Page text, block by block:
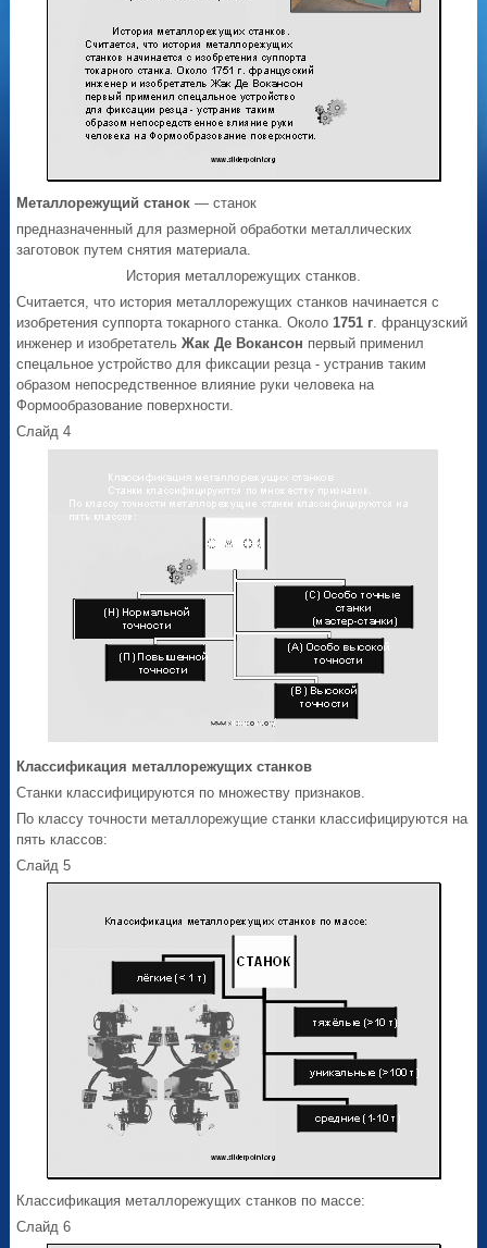
Металлорежущий станок— станок
предназначенный для размерной обработки металлических
заготовок путем снятия материала.
История металлорежущих станков.
Считается, что история металлорежущих станков начинается с
изобретения суппорта токарного станка. Около1751 г. французский
инженер и изобретательЖак Де Вокансон первый применил
спецальное устройство для фиксации резца - устранив таким
образом непосредственное влияние руки человека на
Формообразование поверхности.
Слайд 4
Классификация металлорежущих станков
Станки классифицируются по множеству признаков.
По классу точности металлорежущие станки классифицируются на
пять классов:
Слайд 5
Классификация металлорежущих станков по массе:
Слайд 6